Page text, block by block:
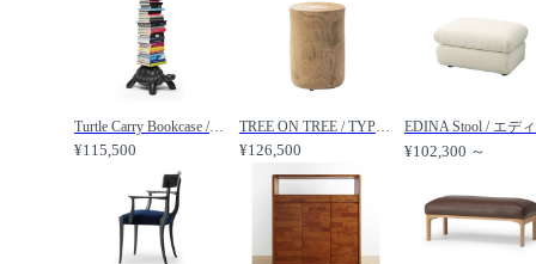
Turtle Carry Bookcase / タートル キャリーブックケース / Qeeboo / キーブー
¥115,500
TREE ON TREE / TYPE2 / トゥリー オン トゥリー タイプ 2 / COMPLEX UNIVERSAL FURNITURE SUPPLY / コンプレックスユニバーサルファニチャーサプライ
¥126,500 ¥102,300 ～